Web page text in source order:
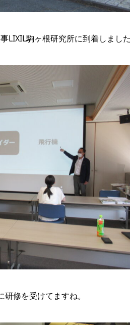
LIXIL駒ヶ根研究所に到着しまし
修を受けてますね。